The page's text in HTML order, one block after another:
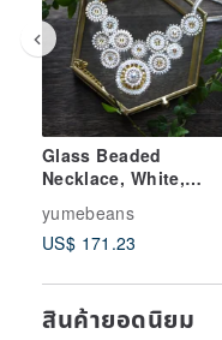
Glass Beaded
Necklace, White,
Shape imaged Lily
yumebeans
US$ 171.23
สินค้ายอดนิยม